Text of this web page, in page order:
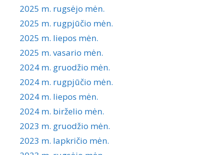
2025 m. rugsėjo mėn.
2025 m. rugpjūčio mėn.
2025 m. liepos mėn.
2025 m. vasario mėn.
2024 m. gruodžio mėn.
2024 m. rugpjūčio mėn.
2024 m. liepos mėn.
2024 m. birželio mėn.
2023 m. gruodžio mėn.
2023 m. lapkričio mėn.